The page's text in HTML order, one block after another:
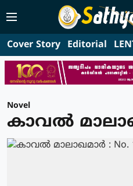
Cover Story Editorial
Novel
കാവല്‍